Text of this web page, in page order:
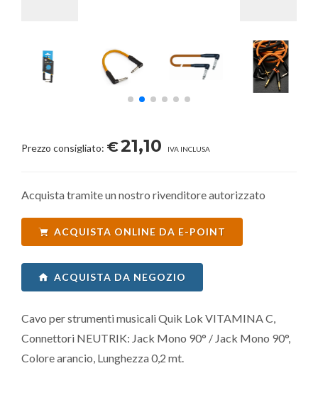
Prezzo consigliato: €21,10 IVA INCLUSA
Acquista tramite un nostro rivenditore autorizzato
ACQUISTA ONLINE DA E-POINT
ACQUISTA DA NEGOZIO
Cavo per strumenti musicali Quik Lok VITAMINA C,
Connettori NEUTRIK: Jack Mono 90° / Jack Mono 90°,
Colore arancio, Lunghezza 0,2 mt.